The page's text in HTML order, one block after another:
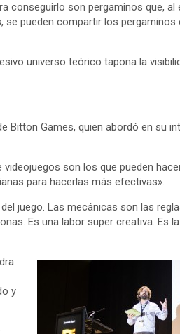
conseguirlo son pergaminos que, al
se pueden compartir los pergaminos
universo teórico tapona la
Bitton Games, quien abordó en su
son los que pueden
para hacerlas más efectivas».
juego. Las mecánicas son las
Es una labor super creativa. Es
y